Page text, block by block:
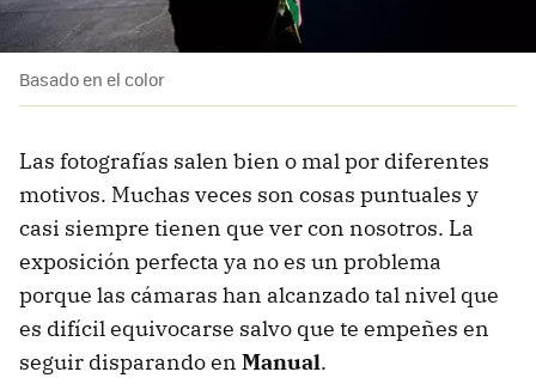
Basado en el color
Las fotografías salen bien o mal por diferentes
motivos. Muchas veces son cosas puntuales y
casi siempre tienen que ver con nosotros. La
exposición perfecta ya no es un problema
porque las cámaras han alcanzado tal nivel que
es difícil equivocarse salvo que te empeñes en
seguir disparando en Manual.